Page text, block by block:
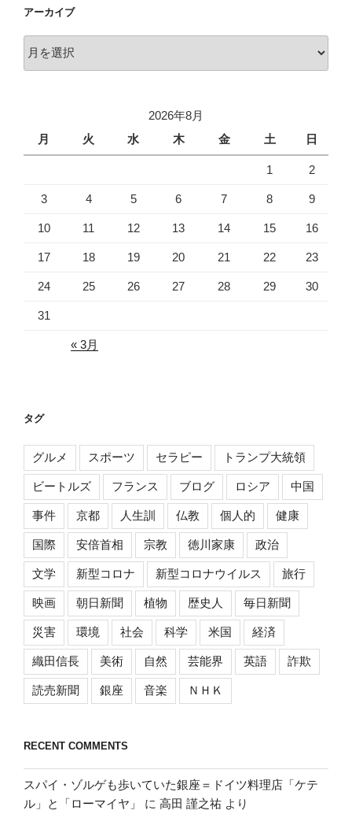
アーカイブ
ー
2026年8月
月
火 水 木 金 土 日
1 2
3 4 5 6 7 8 9
10 11 12 13 14 15 16
17 18 19 20 21 22 23
24 25 26 27 28 29 30
31
« 3月
タグ
グルメ スポーツ セラピー トランプ大統領
ビートルズ フランス ブログ ロシア 中国
事件 京都 人生訓 仏教 個人的 健康
国際 安倍首相 宗教 徳川家康 政治
文学 新型コロナ 新型コロナウイルス 旅行
映画 朝日新聞 植物 歴史人 毎日新聞
災害 環境 社会 科学 米国 経済
織田信長 美術 自然 芸能界 英語 詐欺
読売新聞 銀座 音楽 ＮＨＫ
RECENT COMMENTS
スパイ・ゾルゲも歩いていた銀座＝ドイツ料理店「ケテ
ル」と「ローマイヤ」
に 高田 謹之祐 より